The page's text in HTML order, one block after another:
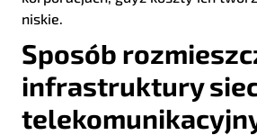
niskie.
Sposób
infrastruktury